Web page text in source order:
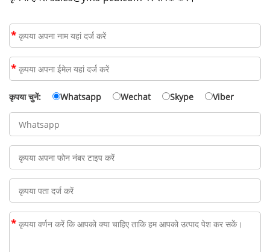
*
*
कृपया चुनें: Whatsapp Wechat Skype Viber
*